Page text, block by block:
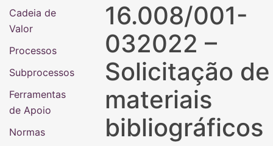
16.008/001-
032022 –
Solicitação de
materiais
bibliográficos
Cadeia de
Valor
Processos
Subprocessos
Ferramentas
de Apoio
Normas